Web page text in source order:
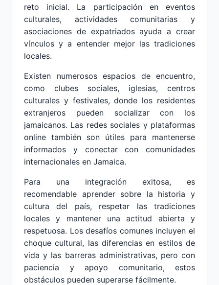
reto inicial. La participación en eventos
culturales, actividades comunitarias y
asociaciones de expatriados ayuda a crear
vínculos y a entender mejor las tradiciones
locales.
Existen numerosos espacios de encuentro,
como clubes sociales, iglesias, centros
culturales y festivales, donde los residentes
extranjeros pueden socializar con los
jamaicanos. Las redes sociales y plataformas
online también son útiles para mantenerse
informados y conectar con comunidades
internacionales en Jamaica.
Para una integración exitosa, es
recomendable aprender sobre la historia y
cultura del país, respetar las tradiciones
locales y mantener una actitud abierta y
respetuosa. Los desafíos comunes incluyen el
choque cultural, las diferencias en estilos de
vida y las barreras administrativas, pero con
paciencia y apoyo comunitario, estos
obstáculos pueden superarse fácilmente.